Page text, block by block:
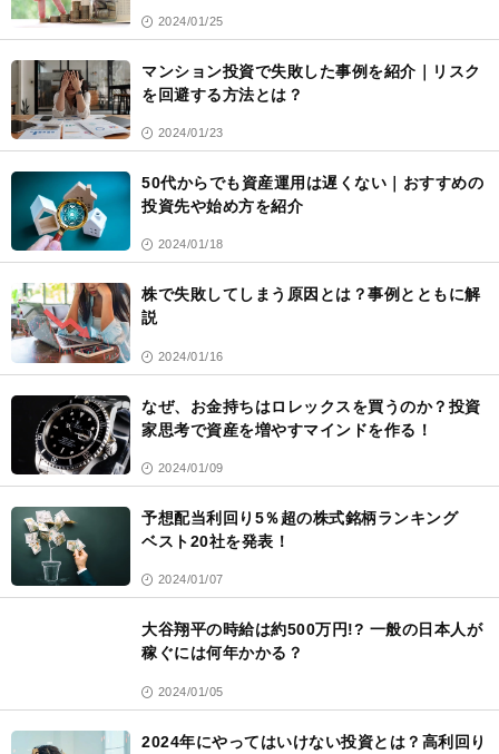
2024/01/25
マンション投資で失敗した事例を紹介｜リスク
を回避する方法とは？
2024/01/23
50代からでも資産運用は遅くない｜おすすめの
投資先や始め方を紹介
2024/01/18
株で失敗してしまう原因とは？事例とともに解
説
2024/01/16
なぜ、お金持ちはロレックスを買うのか？投資
家思考で資産を増やすマインドを作る！
2024/01/09
予想配当利回り5％超の株式銘柄ランキング
ベスト20社を発表！
2024/01/07
大谷翔平の時給は約500万円!? 一般の日本人が
稼ぐには何年かかる？
2024/01/05
2024年にやってはいけない投資とは？高利回り